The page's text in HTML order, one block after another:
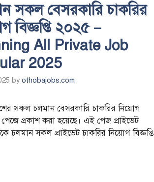
সকল বেসরকারি চাকরির
বিজ্ঞপ্তি ২০২৫ –
All Private Job
2025
by othobajobs.com
সকল চলমান বেসরকারি চাকরির নিয়োগ
প্রকাশ করা হয়েছে। এই পেজ প্রাইভেট
চলমান সকল প্রাইভেট চাকরির নিয়োগ বিজ্ঞপ্তি